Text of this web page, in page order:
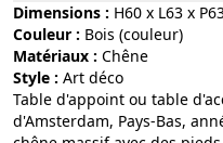
Dimensions : H60 x L63 x
Couleur :
bois (couleur)
Matériaux :
chêne
Style :
art déco
Table d'appoint ou table
d'Amsterdam, Pays-Bas,